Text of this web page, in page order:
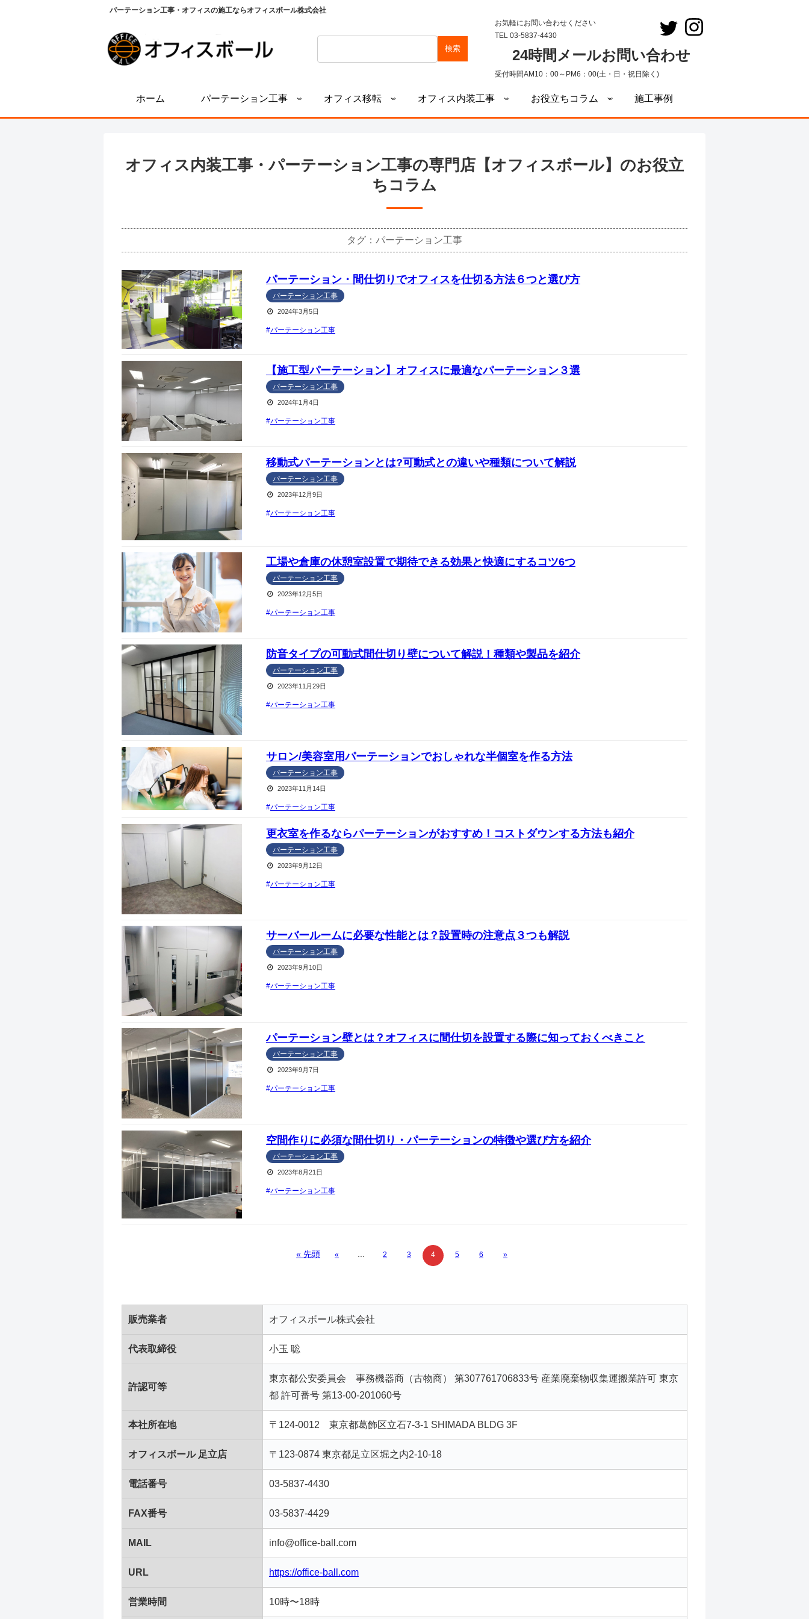
パーテーション工事・オフィスの施工ならオフィスボール株式会社
検索
お気軽にお問い合わせください
TEL 03-5837-4430
24時間メールお問い合わせ
受付時間AM10：00～PM6：00(土・日・祝日除く)
ホーム パーテーション工事 オフィス移転 オフィス内装工事 お役立ちコラム 施工事例
オフィス内装工事・パーテーション工事の専門店【オフィスボール】のお役立
ちコラム
タグ：パーテーション工事
パーテーション・間仕切りでオフィスを仕切る方法６つと選び方
パーテーション工事
2024年3月5日
パーテーション工事
【施工型パーテーション】オフィスに最適なパーテーション３選
パーテーション工事
2024年1月4日
パーテーション工事
移動式パーテーションとは?可動式との違いや種類について解説
パーテーション工事
2023年12月9日
パーテーション工事
工場や倉庫の休憩室設置で期待できる効果と快適にするコツ6つ
パーテーション工事
2023年12月5日
パーテーション工事
防音タイプの可動式間仕切り壁について解説！種類や製品を紹介
パーテーション工事
2023年11月29日
パーテーション工事
サロン/美容室用パーテーションでおしゃれな半個室を作る方法
パーテーション工事
2023年11月14日
パーテーション工事
更衣室を作るならパーテーションがおすすめ！コストダウンする方法も紹介
パーテーション工事
2023年9月12日
パーテーション工事
サーバールームに必要な性能とは？設置時の注意点３つも解説
パーテーション工事
2023年9月10日
パーテーション工事
パーテーション壁とは？オフィスに間仕切を設置する際に知っておくべきこと
パーテーション工事
2023年9月7日
パーテーション工事
空間作りに必須な間仕切り・パーテーションの特徴や選び方を紹介
パーテーション工事
2023年8月21日
パーテーション工事
« 先頭 « ... 2 3 4 5 6 »
販売業者 オフィスボール株式会社
代表取締役 小玉 聡
許認可等
東京都公安委員会 事務機器商（古物商） 第307761706833号 産業廃棄物収集運搬業許可 東京
都 許可番号 第13-00-201060号
本社所在地 〒124-0012 東京都葛飾区立石7-3-1 SHIMADA BLDG 3F
オフィスボール 足立店 〒123-0874 東京都足立区堀之内2-10-18
電話番号 03-5837-4430
FAX番号 03-5837-4429
MAIL info@office-ball.com
URL https://office-ball.com
営業時間 10時〜18時